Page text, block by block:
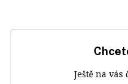
Ještě na vás